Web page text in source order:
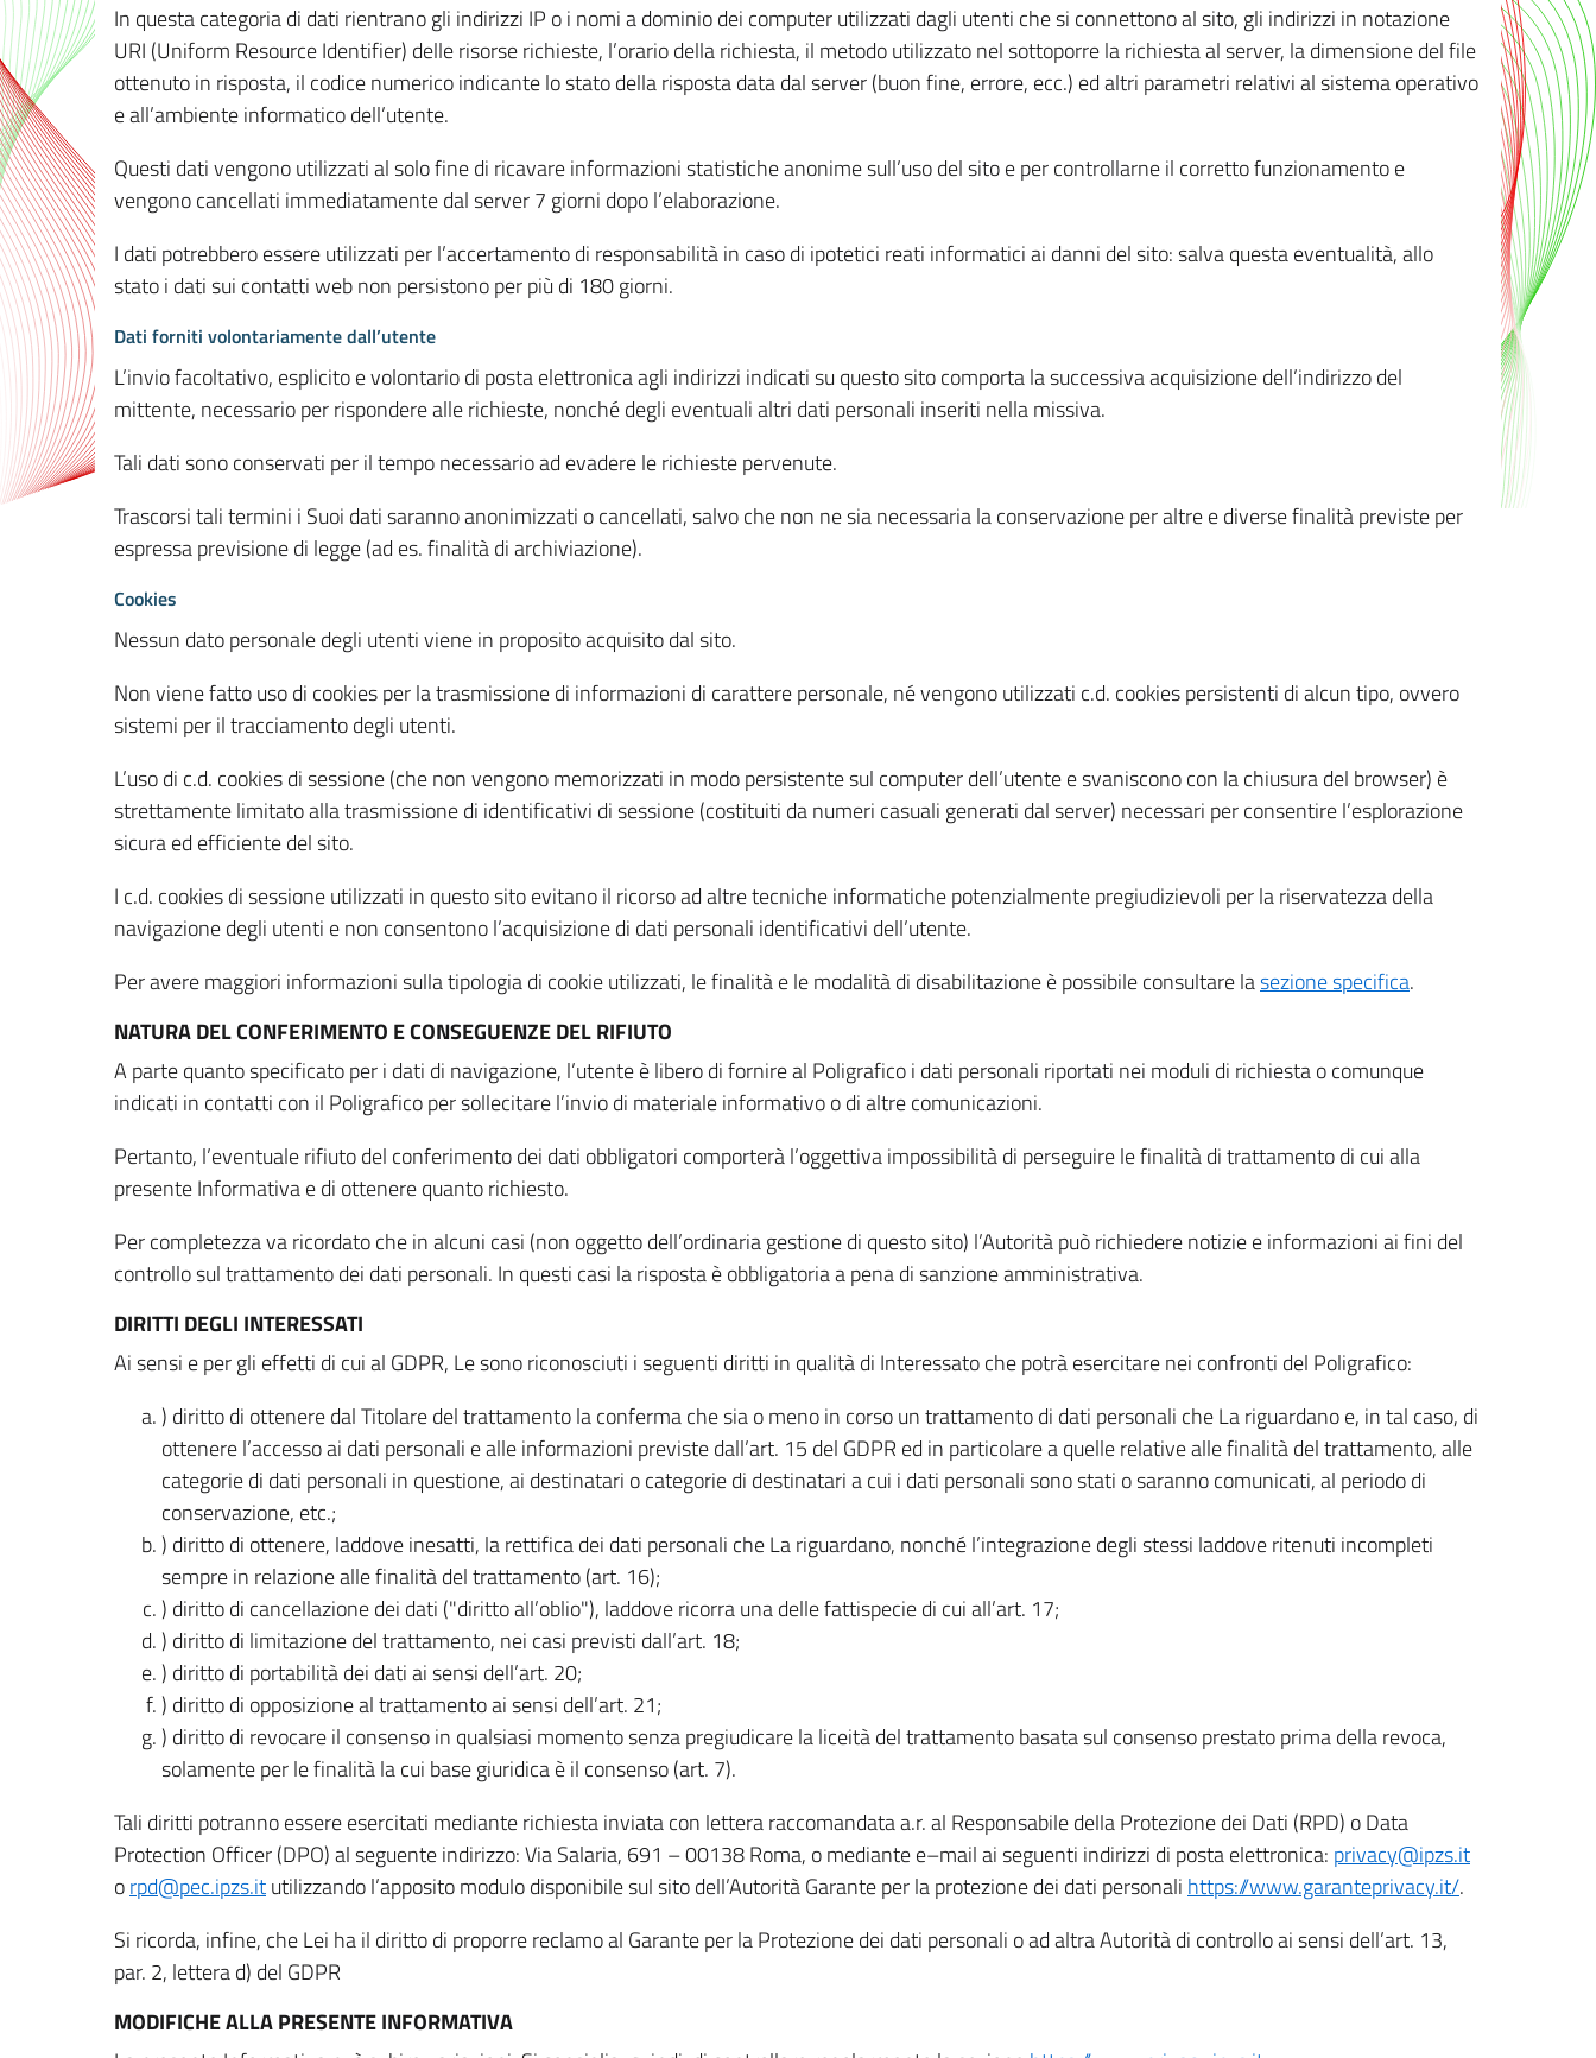
In questa categoria di dati rientrano gli indirizzi IP o i nomi a dominio dei computer utilizzati dagli utenti che si connettono al sito, gli indirizzi in notazione
URI (Uniform Resource Identifier) delle risorse richieste, l’orario della richiesta, il metodo utilizzato nel sottoporre la richiesta al server, la dimensione del file
ottenuto in risposta, il codice numerico indicante lo stato della risposta data dal server (buon fine, errore, ecc.) ed altri parametri relativi al sistema operativo
e all’ambiente informatico dell’utente.
Questi dati vengono utilizzati al solo fine di ricavare informazioni statistiche anonime sull’uso del sito e per controllarne il corretto funzionamento e
vengono cancellati immediatamente dal server 7 giorni dopo l’elaborazione.
I dati potrebbero essere utilizzati per l’accertamento di responsabilità in caso di ipotetici reati informatici ai danni del sito: salva questa eventualità, allo
stato i dati sui contatti web non persistono per più di 180 giorni.
Dati forniti volontariamente dall’utente
L’invio facoltativo, esplicito e volontario di posta elettronica agli indirizzi indicati su questo sito comporta la successiva acquisizione dell’indirizzo del
mittente, necessario per rispondere alle richieste, nonché degli eventuali altri dati personali inseriti nella missiva.
Tali dati sono conservati per il tempo necessario ad evadere le richieste pervenute.
Trascorsi tali termini i Suoi dati saranno anonimizzati o cancellati, salvo che non ne sia necessaria la conservazione per altre e diverse finalità previste per
espressa previsione di legge (ad es. finalità di archiviazione).
Cookies
Nessun dato personale degli utenti viene in proposito acquisito dal sito.
Non viene fatto uso di cookies per la trasmissione di informazioni di carattere personale, né vengono utilizzati c.d. cookies persistenti di alcun tipo, ovvero
sistemi per il tracciamento degli utenti.
L’uso di c.d. cookies di sessione (che non vengono memorizzati in modo persistente sul computer dell’utente e svaniscono con la chiusura del browser) è
strettamente limitato alla trasmissione di identificativi di sessione (costituiti da numeri casuali generati dal server) necessari per consentire l’esplorazione
sicura ed efficiente del sito.
I c.d. cookies di sessione utilizzati in questo sito evitano il ricorso ad altre tecniche informatiche potenzialmente pregiudizievoli per la riservatezza della
navigazione degli utenti e non consentono l’acquisizione di dati personali identificativi dell’utente.
Per avere maggiori informazioni sulla tipologia di cookie utilizzati, le finalità e le modalità di disabilitazione è possibile consultare lasezione specifica.
NATURA DEL CONFERIMENTO E CONSEGUENZE DEL RIFIUTO
A parte quanto specificato per i dati di navigazione, l’utente è libero di fornire al Poligrafico i dati personali riportati nei moduli di richiesta o comunque
indicati in contatti con il Poligrafico per sollecitare l’invio di materiale informativo o di altre comunicazioni.
Pertanto, l’eventuale rifiuto del conferimento dei dati obbligatori comporterà l’oggettiva impossibilità di perseguire le finalità di trattamento di cui alla
presente Informativa e di ottenere quanto richiesto.
Per completezza va ricordato che in alcuni casi (non oggetto dell’ordinaria gestione di questo sito) l’Autorità può richiedere notizie e informazioni ai fini del
controllo sul trattamento dei dati personali. In questi casi la risposta è obbligatoria a pena di sanzione amministrativa.
DIRITTI DEGLI INTERESSATI
Ai sensi e per gli effetti di cui al GDPR, Le sono riconosciuti i seguenti diritti in qualità di Interessato che potrà esercitare nei confronti del Poligrafico:
) diritto di ottenere dal Titolare del trattamento la conferma che sia o meno in corso un trattamento di dati personali che La riguardano e, in tal caso, di
ottenere l’accesso ai dati personali e alle informazioni previste dall’art. 15 del GDPR ed in particolare a quelle relative alle finalità del trattamento, alle
categorie di dati personali in questione, ai destinatari o categorie di destinatari a cui i dati personali sono stati o saranno comunicati, al periodo di
conservazione, etc.;
) diritto di ottenere, laddove inesatti, la rettifica dei dati personali che La riguardano, nonché l’integrazione degli stessi laddove ritenuti incompleti
sempre in relazione alle finalità del trattamento (art. 16);
) diritto di cancellazione dei dati ("diritto all’oblio"), laddove ricorra una delle fattispecie di cui all’art. 17;
) diritto di limitazione del trattamento, nei casi previsti dall’art. 18;
) diritto di portabilità dei dati ai sensi dell’art. 20;
) diritto di opposizione al trattamento ai sensi dell’art. 21;
) diritto di revocare il consenso in qualsiasi momento senza pregiudicare la liceità del trattamento basata sul consenso prestato prima della revoca,
solamente per le finalità la cui base giuridica è il consenso (art. 7).
Tali diritti potranno essere esercitati mediante richiesta inviata con lettera raccomandata a.r. al Responsabile della Protezione dei Dati (RPD) o Data
Protection Officer (DPO) al seguente indirizzo: Via Salaria, 691 – 00138 Roma, o mediante e–mail ai seguenti indirizzi di posta elettronica: privacy@ipzs.it
orpd@pec.ipzs.itutilizzando l’apposito modulo disponibile sul sito dell’Autorità Garante per la protezione dei dati personali https://www.garanteprivacy.it/.
Si ricorda, infine, che Lei ha il diritto di proporre reclamo al Garante per la Protezione dei dati personali o ad altra Autorità di controllo ai sensi dell’art. 13,
par. 2, lettera d) del GDPR
MODIFICHE ALLA PRESENTE INFORMATIVA